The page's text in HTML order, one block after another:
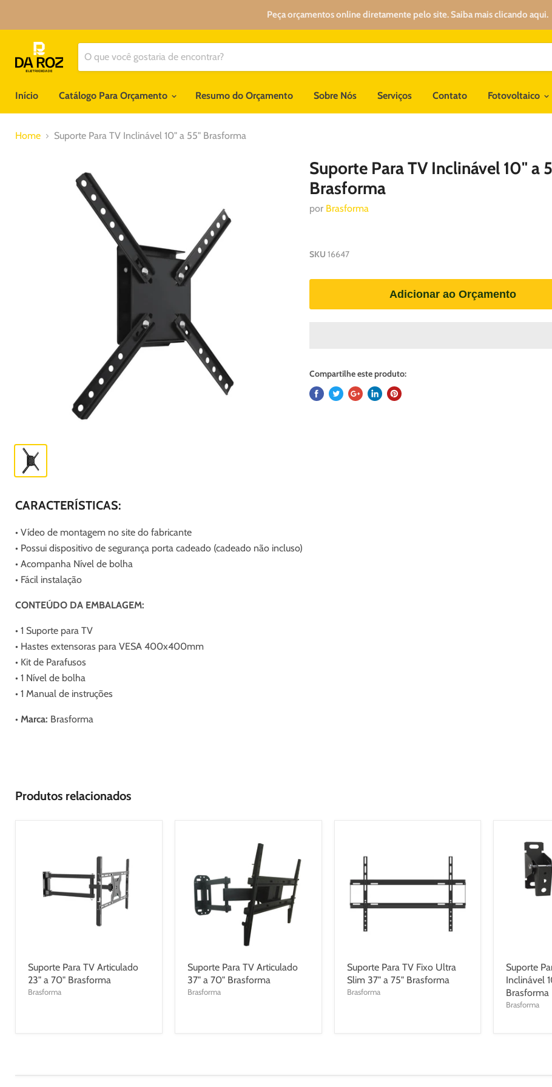
Peça orçamentos online diretamente pelo site. Saiba mais clicando aqui.
Início
Catálogo Para Orçamento Resumo do Orçamento Sobre Nós Serviços Contato Fotovoltaico
Home Suporte Para TV Inclinável 10" a 55" Brasforma
Suporte Para TV Inclinável 10" a
Brasforma
por Brasforma
SKU 16647
Adicionar ao Orçamento
Compartilhe este produto:
CARACTERÍSTICAS:
• Vídeo de montagem no site do fabricante
• Possui dispositivo de segurança porta cadeado (cadeado não incluso)
• Acompanha Nível de bolha
• Fácil instalação
CONTEÚDO DA EMBALAGEM:
• 1 Suporte para TV
• Hastes extensoras para VESA 400x400mm
• Kit de Parafusos
• 1 Nível de bolha
• 1 Manual de instruções
• Marca: Brasforma
Produtos relacionados
Suporte Para TV Articulado
23" a 70" Brasforma
Brasforma
Suporte Para TV Articulado
37" a 70" Brasforma
Brasforma
Suporte Para TV Fixo Ultra
Slim 37" a 75" Brasforma
Brasforma
Suporte
Inclinável
Brasforma
Brasforma